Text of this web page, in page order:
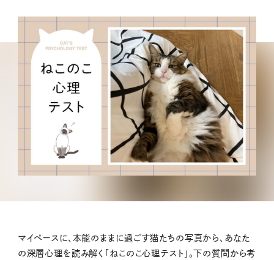
マイペースに、本能のままに過ごす猫たちの写真から、あなた
の深層心理を読み解く「ねこのこ心理テスト」。下の質問から考